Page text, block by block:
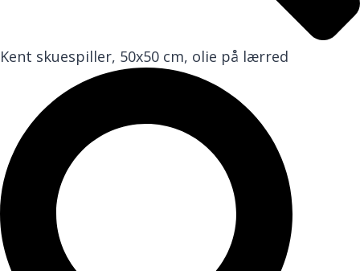
Kent skuespiller, 50x50 cm, olie på lærred